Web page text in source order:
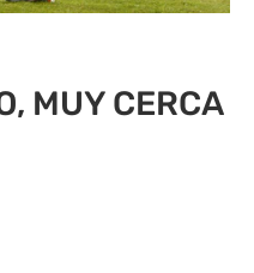
MUY CERCA